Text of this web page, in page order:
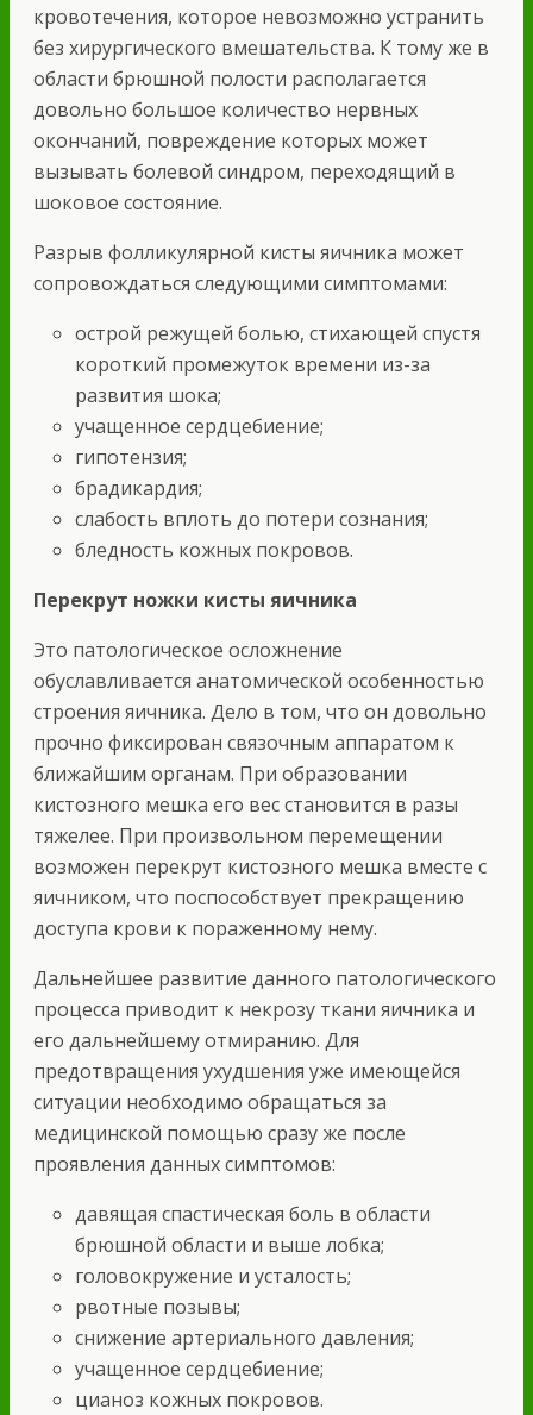
кровотечения, которое невозможно устранить
без хирургического вмешательства. К тому же в
области брюшной полости располагается
довольно большое количество нервных
окончаний, повреждение которых может
вызывать болевой синдром, переходящий в
шоковое состояние.
Разрыв фолликулярной кисты яичника может
сопровождаться следующими симптомами:
острой режущей болью, стихающей спустя
короткий промежуток времени из-за
развития шока;
учащенное сердцебиение;
гипотензия;
брадикардия;
слабость вплоть до потери сознания;
бледность кожных покровов.
Перекрут ножки кисты яичника
Это патологическое осложнение
обуславливается анатомической особенностью
строения яичника. Дело в том, что он довольно
прочно фиксирован связочным аппаратом к
ближайшим органам. При образовании
кистозного мешка его вес становится в разы
тяжелее. При произвольном перемещении
возможен перекрут кистозного мешка вместе с
яичником, что поспособствует прекращению
доступа крови к пораженному нему.
Дальнейшее развитие данного патологического
процесса приводит к некрозу ткани яичника и
его дальнейшему отмиранию. Для
предотвращения ухудшения уже имеющейся
ситуации необходимо обращаться за
медицинской помощью сразу же после
проявления данных симптомов:
давящая спастическая боль в области
брюшной области и выше лобка;
головокружение и усталость;
рвотные позывы;
снижение артериального давления;
учащенное сердцебиение;
цианоз кожных покровов.